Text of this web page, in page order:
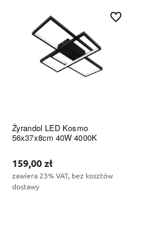
Żyrandol LED Kosmo
56x37x8cm 40W 4000K
159,00 zł
zawiera 23% VAT, bez kosztów
dostawy
Do